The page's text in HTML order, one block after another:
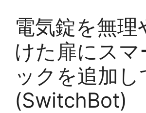
電気錠を無理
けた扉にスマ
ックを追加し
(SwitchBot)